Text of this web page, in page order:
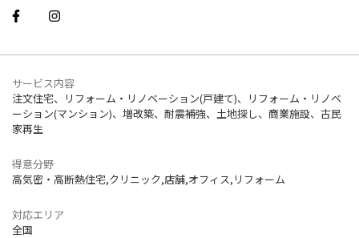
サービス内容
注文住宅、リフォーム・リノベーション(戸建て)、リフォーム・リノベ
ーション(マンション)、増改築、耐震補強、土地探し、商業施設、古民
家再生
得意分野
高気密・高断熱住宅,クリニック,店舗,オフィス,リフォーム
対応エリア
全国